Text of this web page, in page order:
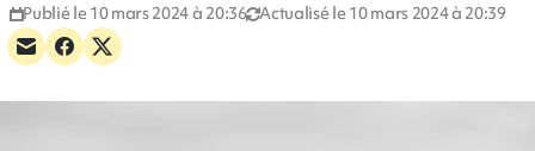
Publié le 10 mars 2024 à 20:36 Actualisé le 10 mars 2024 à 20:39